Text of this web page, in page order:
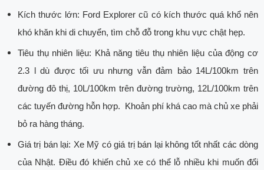
Kích thước lớn: Ford Explorer cũ có kích thước quá khổ nên
khó khăn khi di chuyển, tìm chỗ đỗ trong khu vực chật hẹp.
Tiêu thụ nhiên liệu: Khả năng tiêu thụ nhiên liệu của động cơ
2.3 l dù được tối ưu nhưng vẫn đảm bảo 14L/100km trên
đường đô thị, 10L/100km trên đường trường, 12L/100km trên
các tuyến đường hỗn hợp. Khoản phí khá cao mà chủ xe phải
bỏ ra hàng tháng.
Giá trị bán lại: Xe Mỹ có giá trị bán lại không tốt nhất các dòng
của Nhật. Điều đó khiến chủ xe có thể lỗ nhiều khi muốn đổi